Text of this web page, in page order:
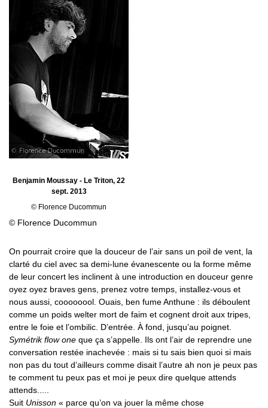
Benjamin Moussay - Le Triton, 22
sept. 2013
© Florence Ducommun
© Florence Ducommun
On pourrait croire que la douceur de l’air sans un poil de vent, la
clarté du ciel avec sa demi-lune évanescente ou la forme même
de leur concert les inclinent à une introduction en douceur genre
oyez oyez braves gens, prenez votre temps, installez-vous et
nous aussi, coooooool. Ouais, ben fume Anthune : ils déboulent
comme un poids welter mort de faim et cognent droit aux tripes,
entre le foie et l’ombilic. D’entrée. À fond, jusqu’au poignet.
Symétrik flow one que ça s’appelle. Ils ont l’air de reprendre une
conversation restée inachevée : mais si tu sais bien quoi si mais
non pas du tout d’ailleurs comme disait l’autre ah non je peux pas
te comment tu peux pas et moi je peux dire quelque attends
attends.....
Suit Unisson « parce qu’on va jouer la même chose